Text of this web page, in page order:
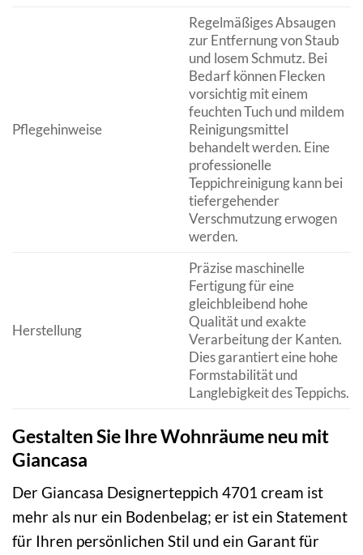
Pflegehinweise
Regelmäßiges Absaugen
zur Entfernung von Staub
und losem Schmutz. Bei
Bedarf können Flecken
vorsichtig mit einem
feuchten Tuch und mildem
Reinigungsmittel
behandelt werden. Eine
professionelle
Teppichreinigung kann bei
tiefergehender
Verschmutzung erwogen
werden.
Herstellung
Präzise maschinelle
Fertigung für eine
gleichbleibend hohe
Qualität und exakte
Verarbeitung der Kanten.
Dies garantiert eine hohe
Formstabilität und
Langlebigkeit des Teppichs.
Gestalten Sie Ihre Wohnräume neu mit
Giancasa
Der Giancasa Designerteppich 4701 cream ist
mehr als nur ein Bodenbelag; er ist ein Statement
für Ihren persönlichen Stil und ein Garant für